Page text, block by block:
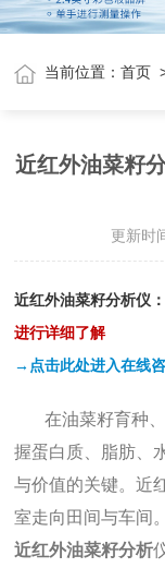
当前位置：首页
近红外油菜籽
更新时
近红外油菜籽分析仪
进行详细了解
→点击此处进入在线
在油菜籽育种
握蛋白质、脂肪、
与价值的关键。近
室走向田间与车间
近红外油菜籽分析